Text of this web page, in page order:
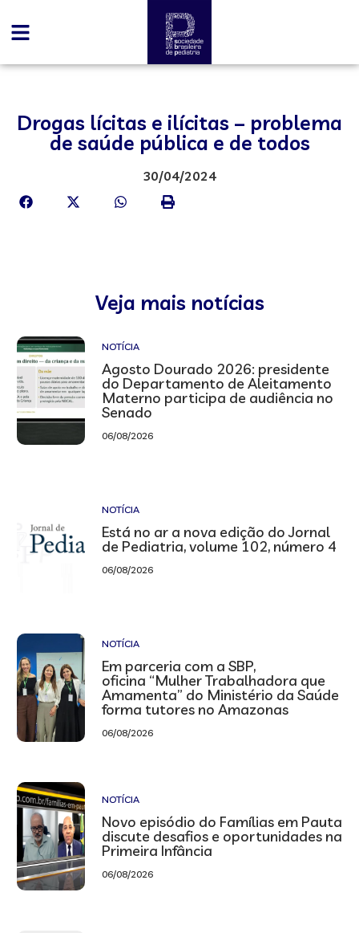
Drogas lícitas e ilícitas – problema
de saúde pública e de todos
30/04/2024
Veja mais notícias
NOTÍCIA
Agosto Dourado 2026: presidente
do Departamento de Aleitamento
Materno participa de audiência no
Senado
06/08/2026
NOTÍCIA
Está no ar a nova edição do Jornal
de Pediatria, volume 102, número 4
06/08/2026
NOTÍCIA
Em parceria com a SBP,
oficina “Mulher Trabalhadora que
Amamenta” do Ministério da Saúde
forma tutores no Amazonas
06/08/2026
NOTÍCIA
Novo episódio do Famílias em Pauta
discute desafios e oportunidades na
Primeira Infância
06/08/2026